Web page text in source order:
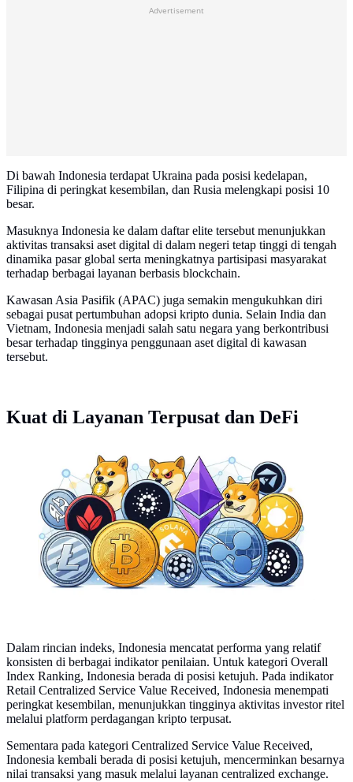
Advertisement
Di bawah Indonesia terdapat Ukraina pada posisi kedelapan,
Filipina di peringkat kesembilan, dan Rusia melengkapi posisi 10
besar.
Masuknya Indonesia ke dalam daftar elite tersebut menunjukkan
aktivitas transaksi aset digital di dalam negeri tetap tinggi di tengah
dinamika pasar global serta meningkatnya partisipasi masyarakat
terhadap berbagai layanan berbasis blockchain.
Kawasan Asia Pasifik (APAC) juga semakin mengukuhkan diri
sebagai pusat pertumbuhan adopsi kripto dunia. Selain India dan
Vietnam, Indonesia menjadi salah satu negara yang berkontribusi
besar terhadap tingginya penggunaan aset digital di kawasan
tersebut.
Kuat di Layanan Terpusat dan DeFi
Aset kripto Bitcoin, Altcoin, hingga Meme Coin.
(Ilustrasi By AI)
Dalam rincian indeks, Indonesia mencatat performa yang relatif
konsisten di berbagai indikator penilaian. Untuk kategori Overall
Index Ranking, Indonesia berada di posisi ketujuh. Pada indikator
Retail Centralized Service Value Received, Indonesia menempati
peringkat kesembilan, menunjukkan tingginya aktivitas investor ritel
melalui platform perdagangan kripto terpusat.
Sementara pada kategori Centralized Service Value Received,
Indonesia kembali berada di posisi ketujuh, mencerminkan besarnya
nilai transaksi yang masuk melalui layanan centralized exchange.